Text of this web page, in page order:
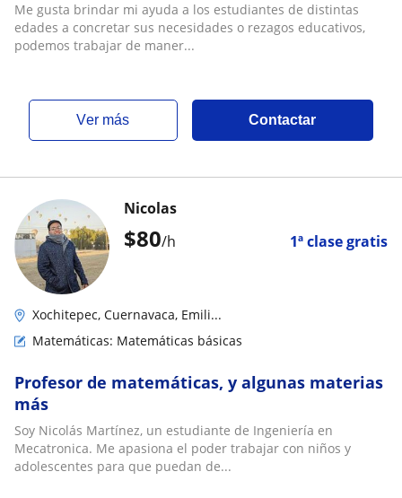
Me gusta brindar mi ayuda a los estudiantes de distintas
edades a concretar sus necesidades o rezagos educativos,
podemos trabajar de maner...
ver más Contactar
$80/h 1ª clase gratis
Nicolas
Xochitepec, Cuernavaca, Emili...
Matemáticas: Matemáticas básicas
Profesor de matemáticas, y algunas materias
más
Soy Nicolás Martínez, un estudiante de Ingeniería en
Mecatronica. Me apasiona el poder trabajar con niños y
adolescentes para que puedan de...